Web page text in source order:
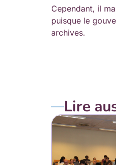
Cependant, il
puisque le
archives.
Lire